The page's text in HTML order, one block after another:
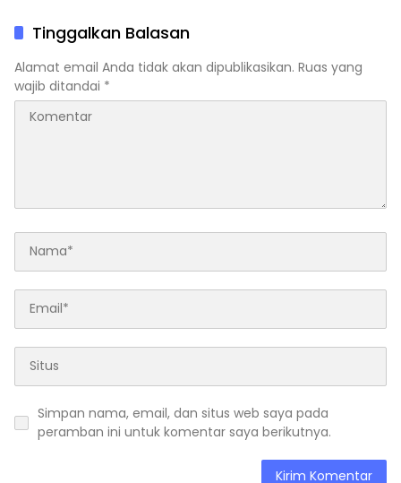
Tinggalkan Balasan
Alamat email Anda tidak akan dipublikasikan. Ruas yang
wajib ditandai *
Simpan nama, email, dan situs web saya pada
peramban ini untuk komentar saya berikutnya.